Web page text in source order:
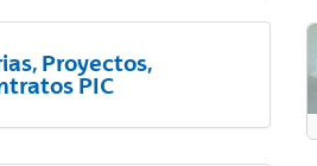
Proyectos,
PIC